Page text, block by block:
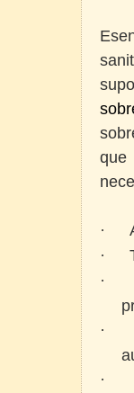
·
·
·
·
·